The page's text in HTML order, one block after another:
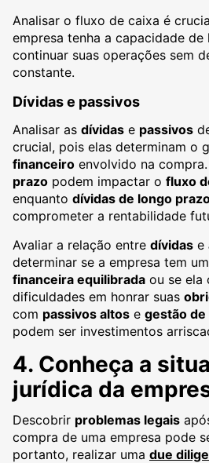
Analisar o fluxo de caixa é
empresa tenha a capacidade de
continuar suas operações sem
constante.
Dívidas e passivos
Analisar as dívidas e passivos
crucial, pois elas determinam o
financeiro envolvido na compra.
prazo podem impactar o fluxo
enquanto dívidas de longo
comprometer a rentabilidade
Avaliar a relação entre dívidas e
determinar se a empresa tem
financeira equilibrada ou se ela
dificuldades em honrar suas
com passivos altos e gestão
podem ser investimentos
4. Conheça a
jurídica da
Descobrir problemas legais
compra de uma empresa pode
portanto, realizar uma due